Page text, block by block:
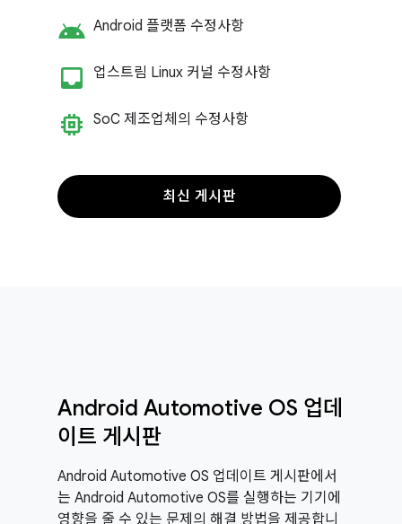
android Android 플랫폼 수정사항
inbox_customize
업스트림 Linux 커널 수정사항
memory SoC 제조업체의 수정사항
최신 게시판
Android Automotive OS 업데
이트 게시판
Android Automotive OS 업데이트 게시판에서
는 Android Automotive OS를 실행하는 기기에
영향을 줄 수 있는 문제의 해결 방법을 제공합니